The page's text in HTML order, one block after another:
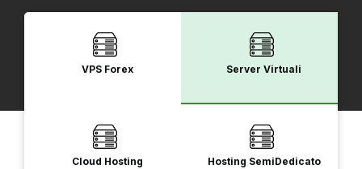
VPS Forex Server Virtuali
Cloud Hosting Hosting SemiDedicato